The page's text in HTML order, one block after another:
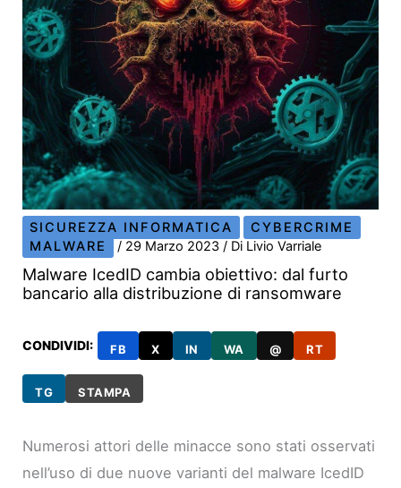
SICUREZZA INFORMATICA
CYBERCRIME
MALWARE
/ 29 Marzo 2023/ Di Livio Varriale
Malware IcedID cambia obiettivo: dal furto
bancario alla distribuzione di ransomware
CONDIVIDI: FB X IN WA @ RT
TG STAMPA
Numerosi attori delle minacce sono stati osservati
nell’uso di due nuove varianti del malware IcedID